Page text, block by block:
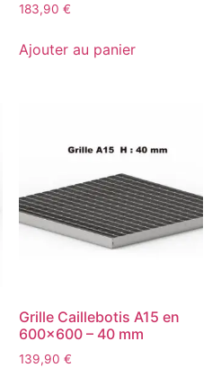
183,90 €
Ajouter au panier
Grille Caillebotis A15 en
600×600 – 40 mm
139,90 €